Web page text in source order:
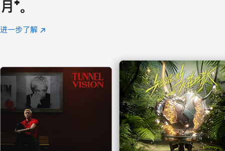
月 脚
注
⁺。
进一步了解 Apple
(在
口
中
打
开)